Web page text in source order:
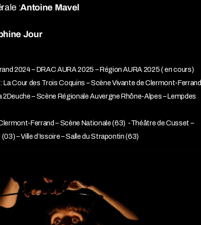
:Antoine Mavel
Jour
2024 – DRAC AURA 2025 – Région AURA 2025 ( en cours)
Cour des Trois Coquins – Scène Vivante de Clermont-Ferrand
– Scène Régionale Auvergne Rhône-Alpes – Lempdes
Ferrand – Scène Nationale (63) -Théâtre de Cusset –
– Ville d’Issoire – Salle du Strapontin (63)